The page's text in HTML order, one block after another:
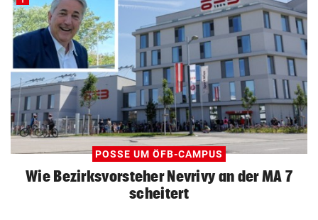
POSSE UM ÖFB-CAMPUS
Wie Bezirksvorsteher Nevrivy an der MA 7
scheitert